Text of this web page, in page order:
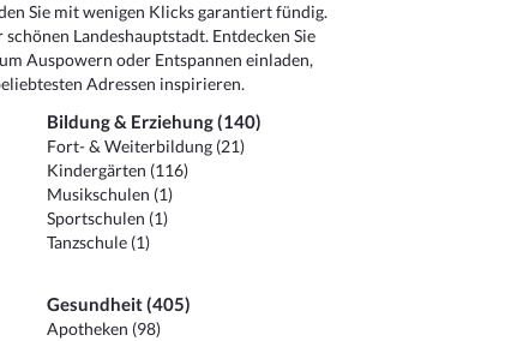
Sie mit wenigen Klicks garantiert fündig.
Landeshauptstadt. Entdecken Sie
Auspowern oder Entspannen einladen,
Adressen inspirieren.
Bildung & Erziehung (140)
Fort- & Weiterbildung (21)
Kindergärten (116)
Musikschulen (1)
Sportschulen (1)
Tanzschule (1)
Gesundheit (405)
Apotheken (98)